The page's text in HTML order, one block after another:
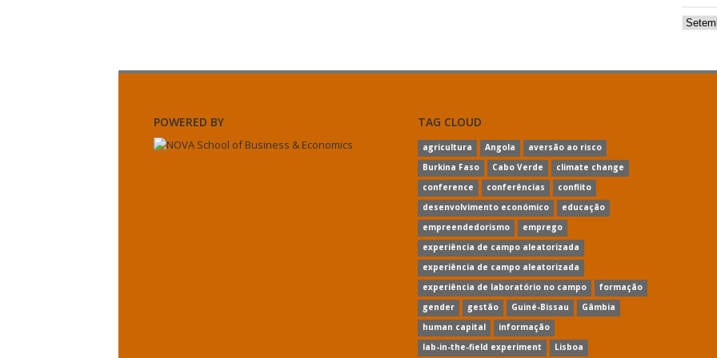
POWERED BY TAG CLOUD
agricultura Angola
aversão ao risco
Burkina Faso
Cabo Verde
climate change
conference
conferências
conflito
desenvolvimento económico
educação
empreendedorismo
emprego
experiência de campo aleatorizada
experiência de campo aleatorizada
experiência de laboratório no campo
formação
gender
gestão Guiné-Bissau
Gâmbia
human capital
informação
lab-in-the-field experiment
Lisboa